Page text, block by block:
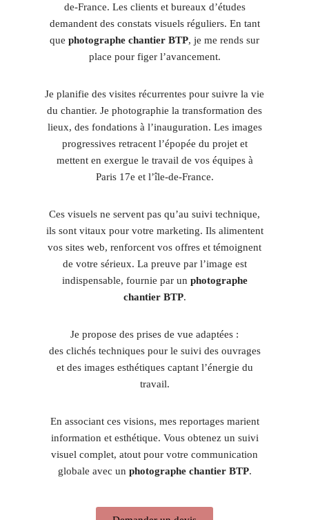
de-France. Les clients et bureaux d’études
demandent des constats visuels réguliers. En tant
que photographe chantier BTP, je me rends sur
place pour figer l’avancement.
Je planifie des visites récurrentes pour suivre la vie
du chantier. Je photographie la transformation des
lieux, des fondations à l’inauguration. Les images
progressives retracent l’épopée du projet et
mettent en exergue le travail de vos équipes à
Paris 17e et l’île-de-France.
Ces visuels ne servent pas qu’au suivi technique,
ils sont vitaux pour votre marketing. Ils alimentent
vos sites web, renforcent vos offres et témoignent
de votre sérieux. La preuve par l’image est
indispensable, fournie par un photographe
chantier BTP.
Je propose des prises de vue adaptées :
des clichés techniques pour le suivi des ouvrages
et des images esthétiques captant l’énergie du
travail.
En associant ces visions, mes reportages marient
information et esthétique. Vous obtenez un suivi
visuel complet, atout pour votre communication
globale avec un photographe chantier BTP.